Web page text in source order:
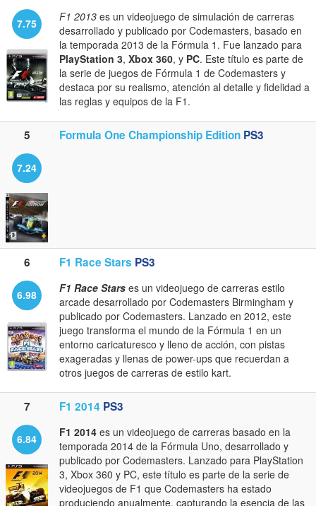
7.75 F1 2013 es un videojuego de simulación de carreras
desarrollado y publicado por Codemasters, basado en
la temporada 2013 de la Fórmula 1. Fue lanzado para
PlayStation 3, Xbox 360, y PC. Este título es parte de
la serie de juegos de Fórmula 1 de Codemasters y
destaca por su realismo, atención al detalle y fidelidad a
las reglas y equipos de la F1.
5 Formula One Championship Edition PS3
7.24
6 F1 Race Stars PS3
6.98 F1 Race Stars es un videojuego de carreras estilo
arcade desarrollado por Codemasters Birmingham y
publicado por Codemasters. Lanzado en 2012, este
juego transforma el mundo de la Fórmula 1 en un
entorno caricaturesco y lleno de acción, con pistas
exageradas y llenas de power-ups que recuerdan a
otros juegos de carreras de estilo kart.
7 F1 2014 PS3
6.84 F1 2014 es un videojuego de carreras basado en la
temporada 2014 de la Fórmula Uno, desarrollado y
publicado por Codemasters. Lanzado para PlayStation
3, Xbox 360 y PC, este título es parte de la serie de
videojuegos de F1 que Codemasters ha estado
produciendo anualmente, capturando la esencia de las